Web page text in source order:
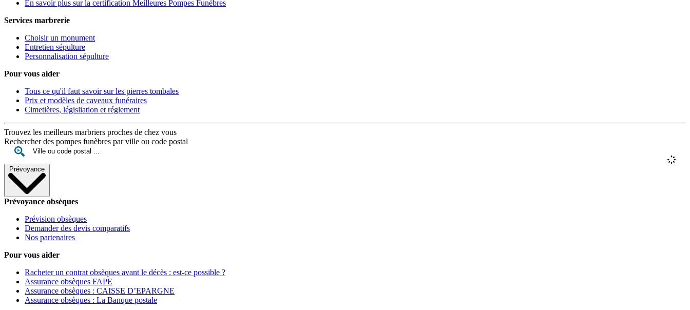
En savoir plus sur la certification Meilleures Pompes Funèbres
Services marbrerie
Choisir un monument
Entretien sépulture
Personnalisation sépulture
Pour vous aider
Tous ce qu'il faut savoir sur les pierres tombales
Prix et modèles de caveaux funéraires
Cimetières, législiation et réglement
Trouvez les meilleurs marbriers proches de chez vous
Rechercher des pompes funèbres par ville ou code postal
Prévoyance
Prévoyance obsèques
Prévision obsèques
Demander des devis comparatifs
Nos partenaires
Pour vous aider
Racheter un contrat obsèques avant le décès : est-ce possible ?
Assurance obsèques FAPE
Assurance obsèques : CAISSE D’EPARGNE
Assurance obsèques : La Banque postale